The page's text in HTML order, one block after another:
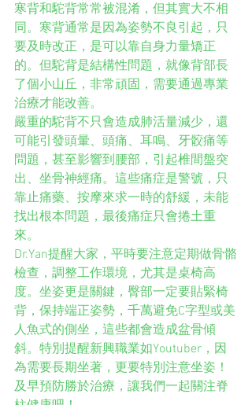
寒背和駝背常常被混淆，但其實大不相
同。寒背通常是因為姿勢不良引起，只
要及時改正，是可以靠自身力量矯正
的。但駝背是結構性問題，就像背部長
了個小山丘，非常頑固，需要通過專業
治療才能改善。
嚴重的駝背不只會造成肺活量減少，還
可能引發頭暈、頭痛、耳鳴、牙骹痛等
問題，甚至影響到腰部，引起椎間盤突
出、坐骨神經痛。這些痛症是警號，只
靠止痛藥、按摩來求一時的舒緩，未能
找出根本問題，最後痛症只會捲土重
來。
Dr.Yan提醒大家，平時要注意定期做骨骼
檢查，調整工作環境，尤其是桌椅高
度。坐姿更是關鍵，臀部一定要貼緊椅
背，保持端正姿勢，千萬避免C字型或美
人魚式的側坐，這些都會造成盆骨傾
斜。特別提醒新興職業如Youtuber，因
為需要長期坐著，更要特別注意坐姿！
及早預防勝於治療，讓我們一起關注脊